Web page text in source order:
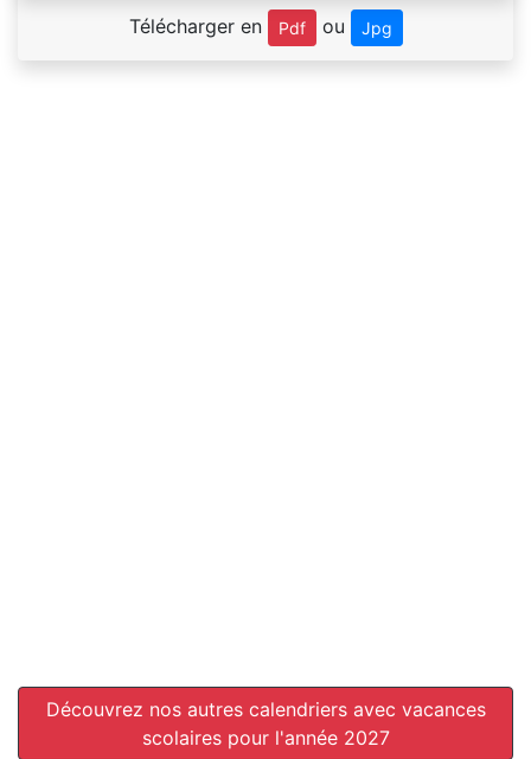
Télécharger en Pdf ou Jpg
Découvrez nos autres calendriers avec vacances
scolaires pour l'année 2027